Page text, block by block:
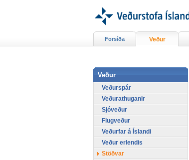
Forsíða Veður
Veður
Veðurspár
Veðurathuganir
Sjóveður
Flugveður
Veðurfar á Íslandi
Veður erlendis
Stöðvar